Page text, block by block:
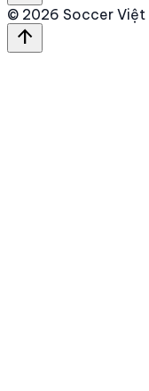
© 2026 Soccer Việt
arrow_upward